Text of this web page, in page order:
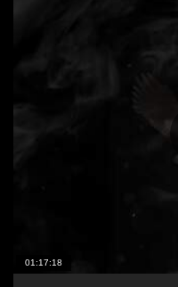
01:17:18